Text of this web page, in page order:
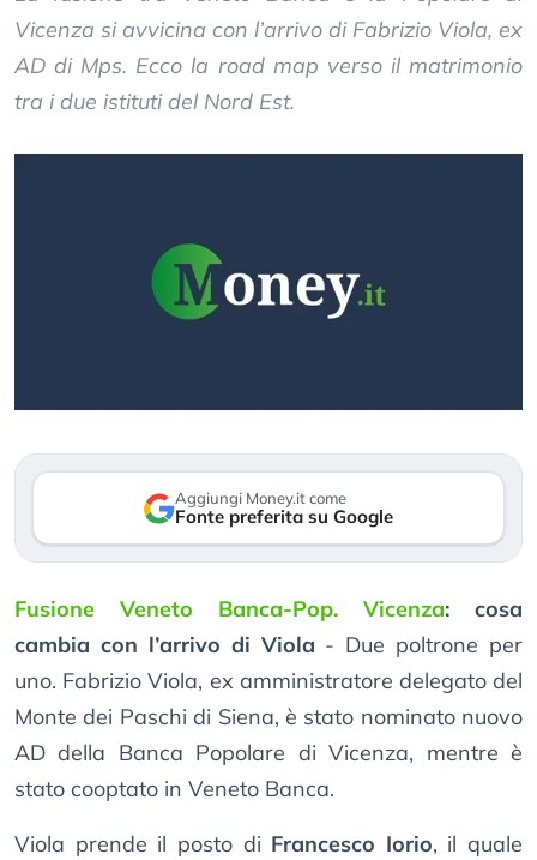
Vicenza si avvicina con l’arrivo di Fabrizio Viola, ex
AD di Mps. Ecco la road map verso il matrimonio
tra i due istituti del Nord Est.
Aggiungi Money.it come
Fonte preferita su Google
Fusione Veneto Banca-Pop. Vicenza: cosa
cambia con l’arrivo di Viola - Due poltrone per
uno. Fabrizio Viola, ex amministratore delegato del
Monte dei Paschi di Siena, è stato nominato nuovo
AD della Banca Popolare di Vicenza, mentre è
stato cooptato in Veneto Banca.
Viola prende il posto di Francesco Iorio, il quale